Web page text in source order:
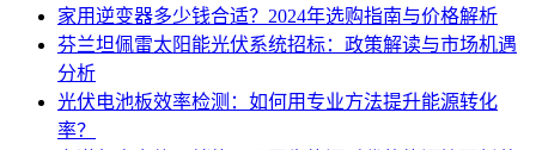
家用逆变器多少钱合适？2024年选购指南与价格解析
芬兰坦佩雷太阳能光伏系统招标：政策解读与市场机遇
分析
光伏电池板效率检测：如何用专业方法提升能源转化
率？